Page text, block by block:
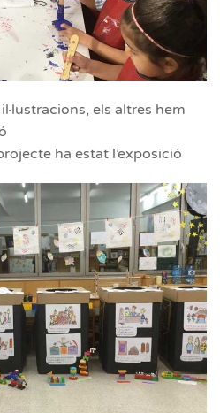
els altres hem
ha estat l’exposició